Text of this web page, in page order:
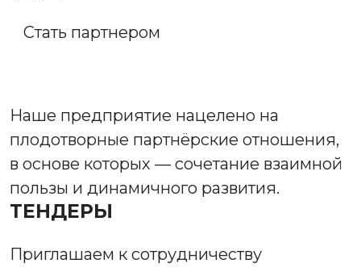
Стать партнером
Наше предприятие нацелено на
плодотворные партнёрские отношения,
в основе которых — сочетание взаимной
пользы и динамичного развития.
ТЕНДЕРЫ
Приглашаем к сотрудничеству